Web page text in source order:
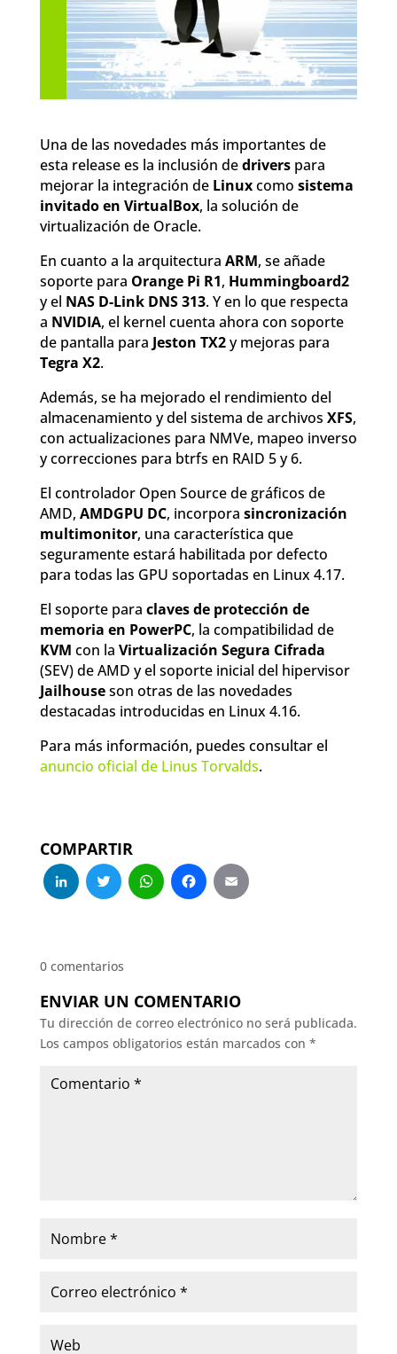
Una de las novedades más importantes de
esta release es la inclusión dedriverspara
mejorar la integración de Linuxcomo sistema
invitado en VirtualBox, la solución de
virtualización de Oracle.
En cuanto a la arquitectura ARM, se añade
soporte para Orange Pi R1, Hummingboard2
y el NAS D-Link DNS 313. Y en lo que respecta
a NVIDIA, el kernel cuenta ahora con soporte
de pantalla para Jeston TX2y mejoras para
Tegra X2.
Además, se ha mejorado el rendimiento del
almacenamiento y del sistema de archivos XFS,
con actualizaciones para NMVe, mapeo inverso
y correcciones para btrfs en RAID 5 y 6.
El controlador Open Source de gráficos de
AMD, AMDGPU DC, incorpora sincronización
multimonitor, una característica que
seguramente estará habilitada por defecto
para todas las GPU soportadas en Linux 4.17.
El soporte para claves de protección de
memoria en PowerPC, la compatibilidad de
KVM con la Virtualización Segura Cifrada
(SEV) de AMD y el soporte inicial del hipervisor
Jailhouseson otras de las novedades
destacadas introducidas en Linux 4.16.
Para más información, puedes consultar el
anuncio oficial de Linus Torvalds.
COMPARTIR
LinkedIn
Twitter
WhatsApp
Facebook
0 comentarios
ENVIAR UN COMENTARIO
Tu dirección de correo electrónico no será publicada.
Los campos obligatorios están marcados con *